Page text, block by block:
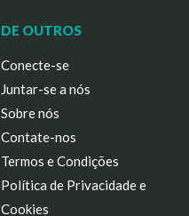
DE OUTROS
Conecte-se
Juntar-se a nós
Sobre nós
Contate-nos
Termos e Condições
Política de Privacidade e
Cookies